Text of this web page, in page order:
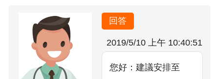
回答
2019/5/10 上午 10:40:51
您好：建議安排至